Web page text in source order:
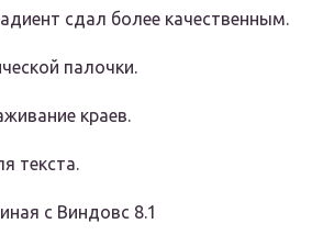
сдал более качественным.
палочки.
краев.
текста.
с Виндовс 8.1